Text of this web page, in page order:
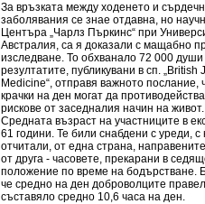
За връзката между ходенето и
заболявания се знае отдавна, но
Центъра „Чарлз Пъркинс“ при
Австралия, са я доказали с мащабно
изследване. То обхванало 72 000
резултатите, публикувани в сп. „British
Medicine“, отправя важното послание,
крачки на ден могат да
рискове от заседналия начин на живот.
Средната възраст на участниците в
61 години. Те били снабдени с уреди, с
отчитали, от една страна,
от друга - часовете, прекарани в
положение по време на бодърстване.
че средно на ден доброволците
съставяло средно 10,6 часа на ден.